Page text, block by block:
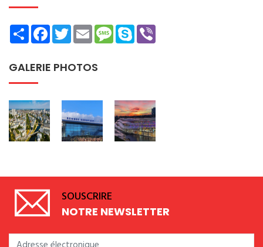
ShareFacebookTwitterEmailMessage
Skype
GALERIE PHOTOS
SOUSCRIRE
NOTRE NEWSLETTER